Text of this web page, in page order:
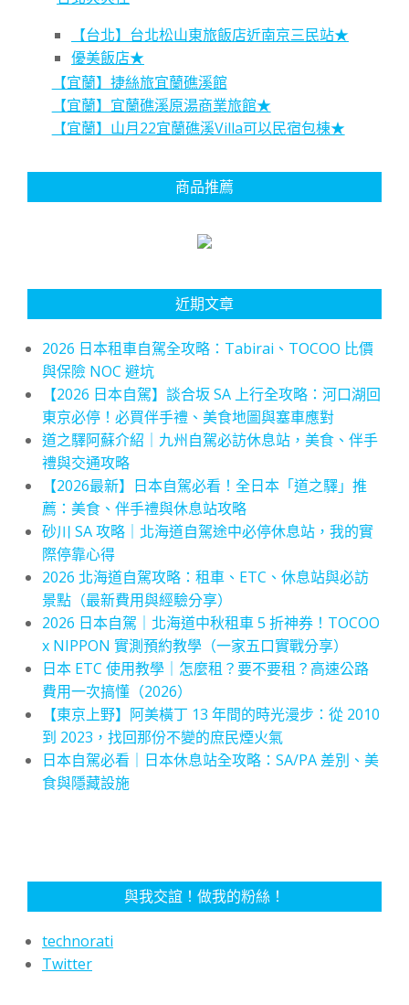
【台北】台北松山東旅飯店近南京三民站★
優美飯店★
【宜蘭】捷絲旅宜蘭礁溪館
【宜蘭】宜蘭礁溪原湯商業旅館★
【宜蘭】山月22宜蘭礁溪Villa可以民宿包棟★
商品推薦
近期文章
2026 日本租車自駕全攻略：Tabirai、TOCOO 比價
與保險 NOC 避坑
【2026 日本自駕】談合坂 SA 上行全攻略：河口湖回
東京必停！必買伴手禮、美食地圖與塞車應對
道之驛阿蘇介紹｜九州自駕必訪休息站，美食、伴手
禮與交通攻略
【2026最新】日本自駕必看！全日本「道之驛」推
薦：美食、伴手禮與休息站攻略
砂川 SA 攻略｜北海道自駕途中必停休息站，我的實
際停靠心得
2026 北海道自駕攻略：租車、ETC、休息站與必訪
景點（最新費用與經驗分享）
2026 日本自駕｜北海道中秋租車 5 折神券！TOCOO
x NIPPON 實測預約教學（一家五口實戰分享）
日本 ETC 使用教學｜怎麼租？要不要租？高速公路
費用一次搞懂（2026）
【東京上野】阿美橫丁 13 年間的時光漫步：從 2010
到 2023，找回那份不變的庶民煙火氣
日本自駕必看｜日本休息站全攻略：SA/PA 差別、美
食與隱藏設施
與我交誼！做我的粉絲！
technorati
Twitter